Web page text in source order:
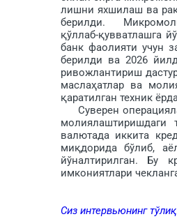
лишни яхшилаш ва
берилди.
қўллаб-қувватлашга
банк фаолияти учун
берилди ва 2026
ривожлантириш
маслаҳатлар ва
қаратилган техник
Суверен
молиялаштиришдаги
валютада иккита
миқдорида бўлиб,
йўналтирилган. Бу
имкониятлари
Сиз интервьюнинг